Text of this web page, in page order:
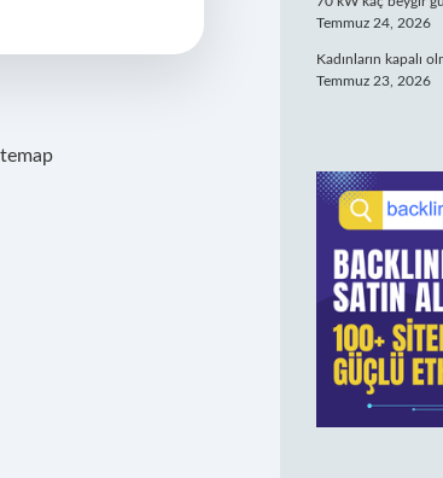
Temmuz 24, 2026
Kadınların kapalı
Temmuz 23, 2026